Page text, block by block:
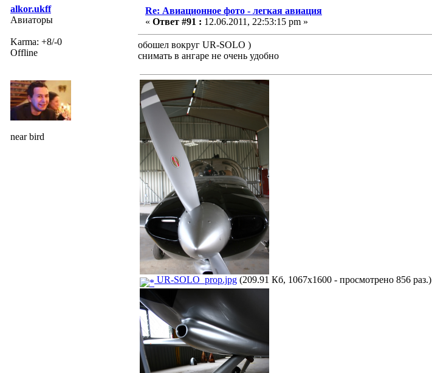
alkor.ukff
Авиаторы
Karma: +8/-0
Offline
near bird
Re: Авиационное фото - легкая авиация
« Ответ #91 : 12.06.2011, 22:53:15 pm »
обошел вокруг UR-SOLO )
снимать в ангаре не очень удобно
UR-SOLO_prop.jpg (209.91 Кб, 1067x1600 - просмотрено 856 раз.)